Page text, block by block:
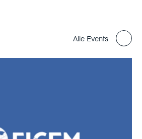
Alle Events